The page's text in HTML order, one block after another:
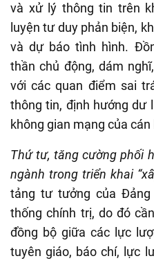
và xử lý thông tin trên
luyện tư duy phản biện,
và dự báo tình hình.
thần chủ động, dám
với các quan điểm sai
thông tin, định hướng dư
không gian mạng của cán
Thứ tư, tăng cường phối
ngành trong triển khai
tảng tư tưởng của
thống chính trị, do đó
đồng bộ giữa các lực
tuyên giáo, báo chí, lực